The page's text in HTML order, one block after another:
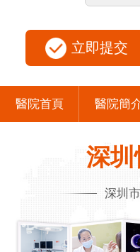
立即提交
醫院首頁 醫院簡
深
深圳